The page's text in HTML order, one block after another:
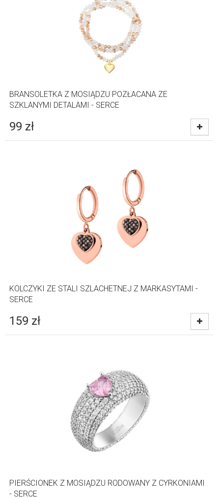
BRANSOLETKA Z MOSIĄDZU POZŁACANA ZE
SZKLANYMI DETALAMI - SERCE
99 zł
KOLCZYKI ZE STALI SZLACHETNEJ Z MARKASYTAMI -
SERCE
159 zł
PIERŚCIONEK Z MOSIĄDZU RODOWANY Z CYRKONIAMI
- SERCE